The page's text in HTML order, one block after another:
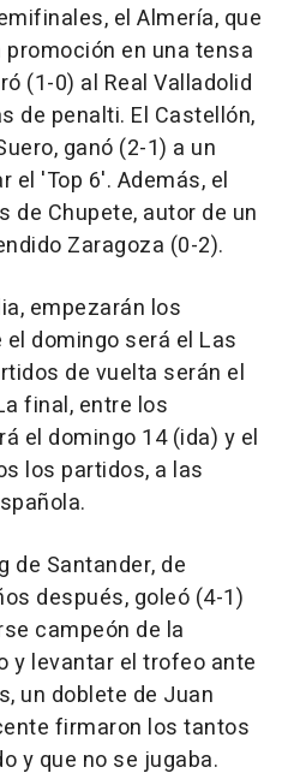
el Almería, que
en una tensa
(1-0) al Real Valladolid
de penalti. El Castellón,
ganó (2-1) a un
el 'Top 6'. Además, el
de Chupete, autor de un
Zaragoza (0-2).
empezarán los
domingo será el Las
de vuelta serán el
final, entre los
el domingo 14 (ida) y el
los partidos, a las
de Santander, de
después, goleó (4-1)
campeón de la
y levantar el trofeo ante
un doblete de Juan
firmaron los tantos
y que no se jugaba.